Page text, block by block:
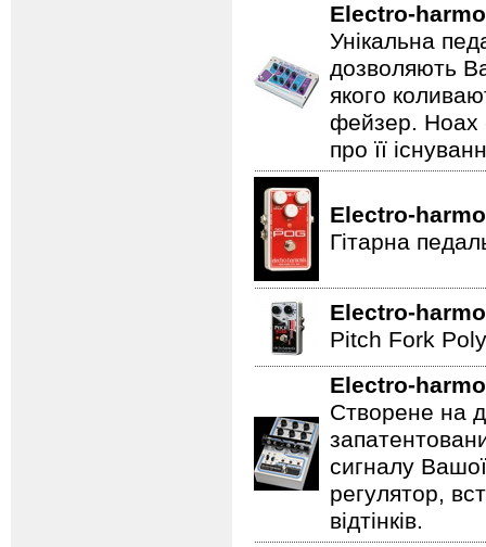
Electro-
Унікальна
дозволяють
якого
фейзер. Hoax
про її
Electro-
Гітарна
Electro-
Pitch Fork
Electro-
Створене на
сигналу
регулятор,
відтінків.